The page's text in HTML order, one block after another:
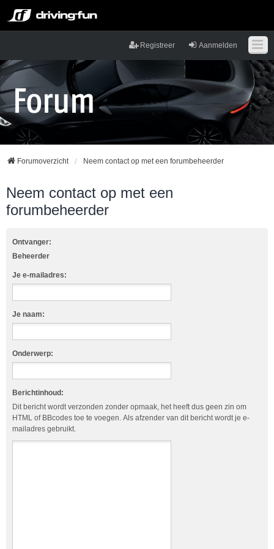
Aanmelden
Registreer
Forumoverzicht Neem contact op met een forumbeheerder
Neem contact op met een
forumbeheerder
Ontvanger:
Beheerder
Je e-mailadres:
Je naam:
Onderwerp:
Berichtinhoud:
Dit bericht wordt verzonden zonder opmaak, het heeft dus geen zin om
HTML of BBcodes toe te voegen. Als afzender van dit bericht wordt je e-
mailadres gebruikt.